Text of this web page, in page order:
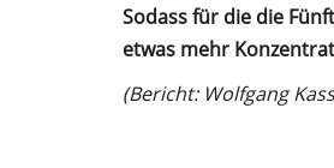
Sodass für die die
etwas mehr
(Bericht: Wolfgang